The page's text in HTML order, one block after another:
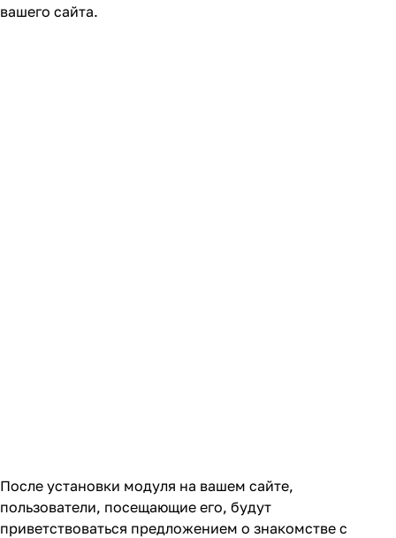
вашего сайта.
После установки модуля на вашем сайте,
пользователи, посещающие его, будут
приветствоваться предложением о знакомстве с